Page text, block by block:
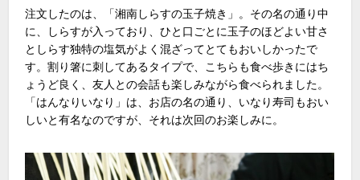
注文したのは、「湘南しらすの玉子焼き」。その名の通り中
に、しらすが入っており、ひと口ごとに玉子のほどよい甘さ
としらす独特の塩気がよく混ざってとてもおいしかったで
す。割り箸に刺してあるタイプで、こちらも食べ歩きにはち
ょうど良く、友人との会話も楽しみながら食べられました。
「はんなりいなり」は、お店の名の通り、いなり寿司もおい
しいと有名なのですが、それは次回のお楽しみに。